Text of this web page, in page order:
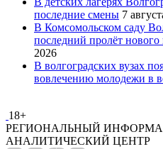
последние смены 7
В Комсомольском саду
последний пролёт нового
2026
В волгоградских вузах
вовлечению молодежи в
18+
РЕГИОНАЛЬНЫЙ
АНАЛИТИЧЕСКИЙ ЦЕНТР